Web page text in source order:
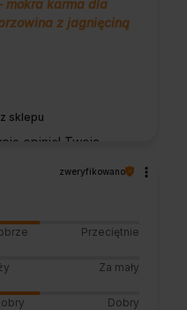
sklepu
opinię! Twoja
torze :) Z
mokra karma dla
z jagnięciną
zweryfikowano
Przeciętnie
Za mały
Dobry